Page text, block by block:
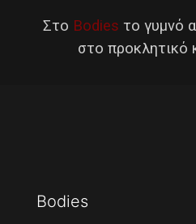
Στο Bodies το γυμνό
στο προκλητικό
Bodies